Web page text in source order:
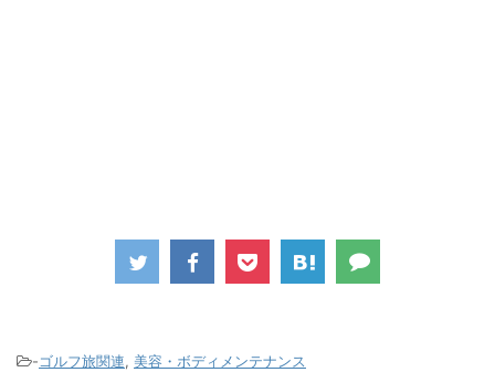
-ゴルフ旅関連, 美容・ボディメンテナンス